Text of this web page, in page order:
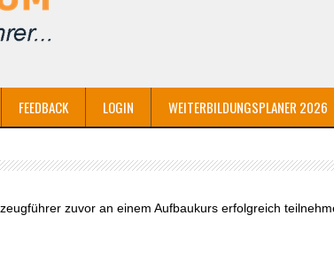
FEEDBACK LOGIN WEITERBILDUNGSPLANER 2026
zuvor an einem Aufbaukurs erfolgreich